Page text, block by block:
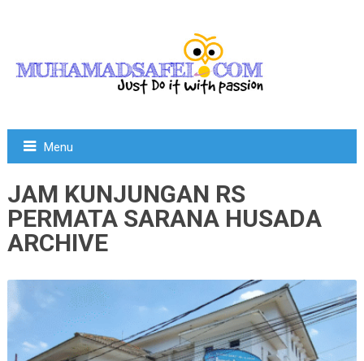
Menu
JAM KUNJUNGAN RS
PERMATA SARANA HUSADA
ARCHIVE